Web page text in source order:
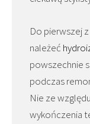
Do pierwszej
należeć
powszechnie
podczas
Nie ze
wykończenia